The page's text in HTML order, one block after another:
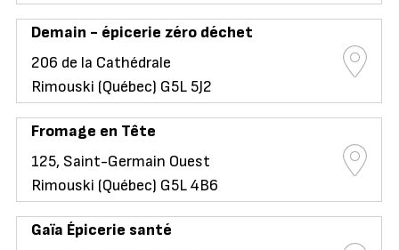
Demain - épicerie zéro déchet
206 de la Cathédrale
Rimouski (Québec) G5L 5J2
Fromage en Tête
125, Saint-Germain Ouest
Rimouski (Québec) G5L 4B6
Gaïa Épicerie santé